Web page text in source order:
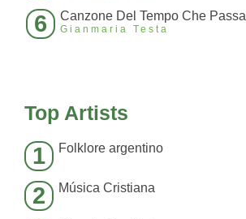
6 Canzone Del Tempo Che Passa
Gianmaria Testa
Top Artists
1 Folklore argentino
2 Música Cristiana